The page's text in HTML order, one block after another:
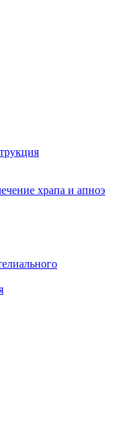
храпа и апноэ